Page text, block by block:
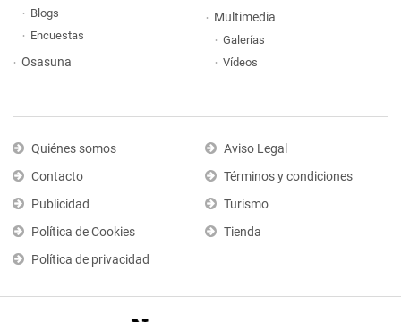
Blogs
Encuestas
Osasuna
Multimedia
Galerías
Vídeos
Quiénes somos
Contacto
Publicidad
Política de Cookies
Política de privacidad
Aviso Legal
Términos y condiciones
Turismo
Tienda